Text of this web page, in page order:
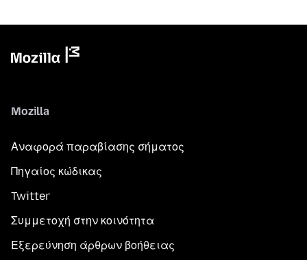
Mozilla
Αναφορά παραβίασης σήματος
Πηγαίος κώδικας
Twitter
Συμμετοχή στην κοινότητα
Εξερεύνηση άρθρων βοήθειας